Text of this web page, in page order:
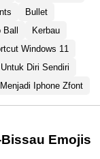
Bullet
Ball
Kerbau
Windows 11
Untuk Diri Sendiri
Iphone Zfont
Emojis